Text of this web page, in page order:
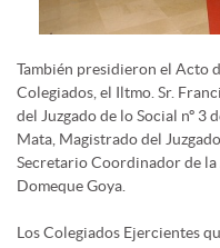
También presidieron el Acto
Colegiados, el Iltmo. Sr.
del Juzgado de lo Social nº 3
Mata, Magistrado del
Secretario Coordinador de
Domeque Goya.
Los Colegiados Ejercientes